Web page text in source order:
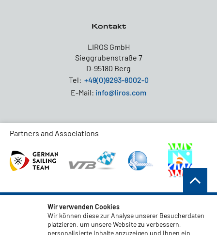
Kontakt
LIROS GmbH
Sieggrubenstraße 7
D-95180 Berg
Tel: +49(0)9293-8002-0
E-Mail: info@liros.com
Partners and Associations
AGB
Datenschutz
Wir verwenden Cookies
Wir können diese zur Analyse unserer Besucherdaten
platzieren, um unsere Website zu verbessern,
personalisierte Inhalte anzuzeigen und Ihnen ein